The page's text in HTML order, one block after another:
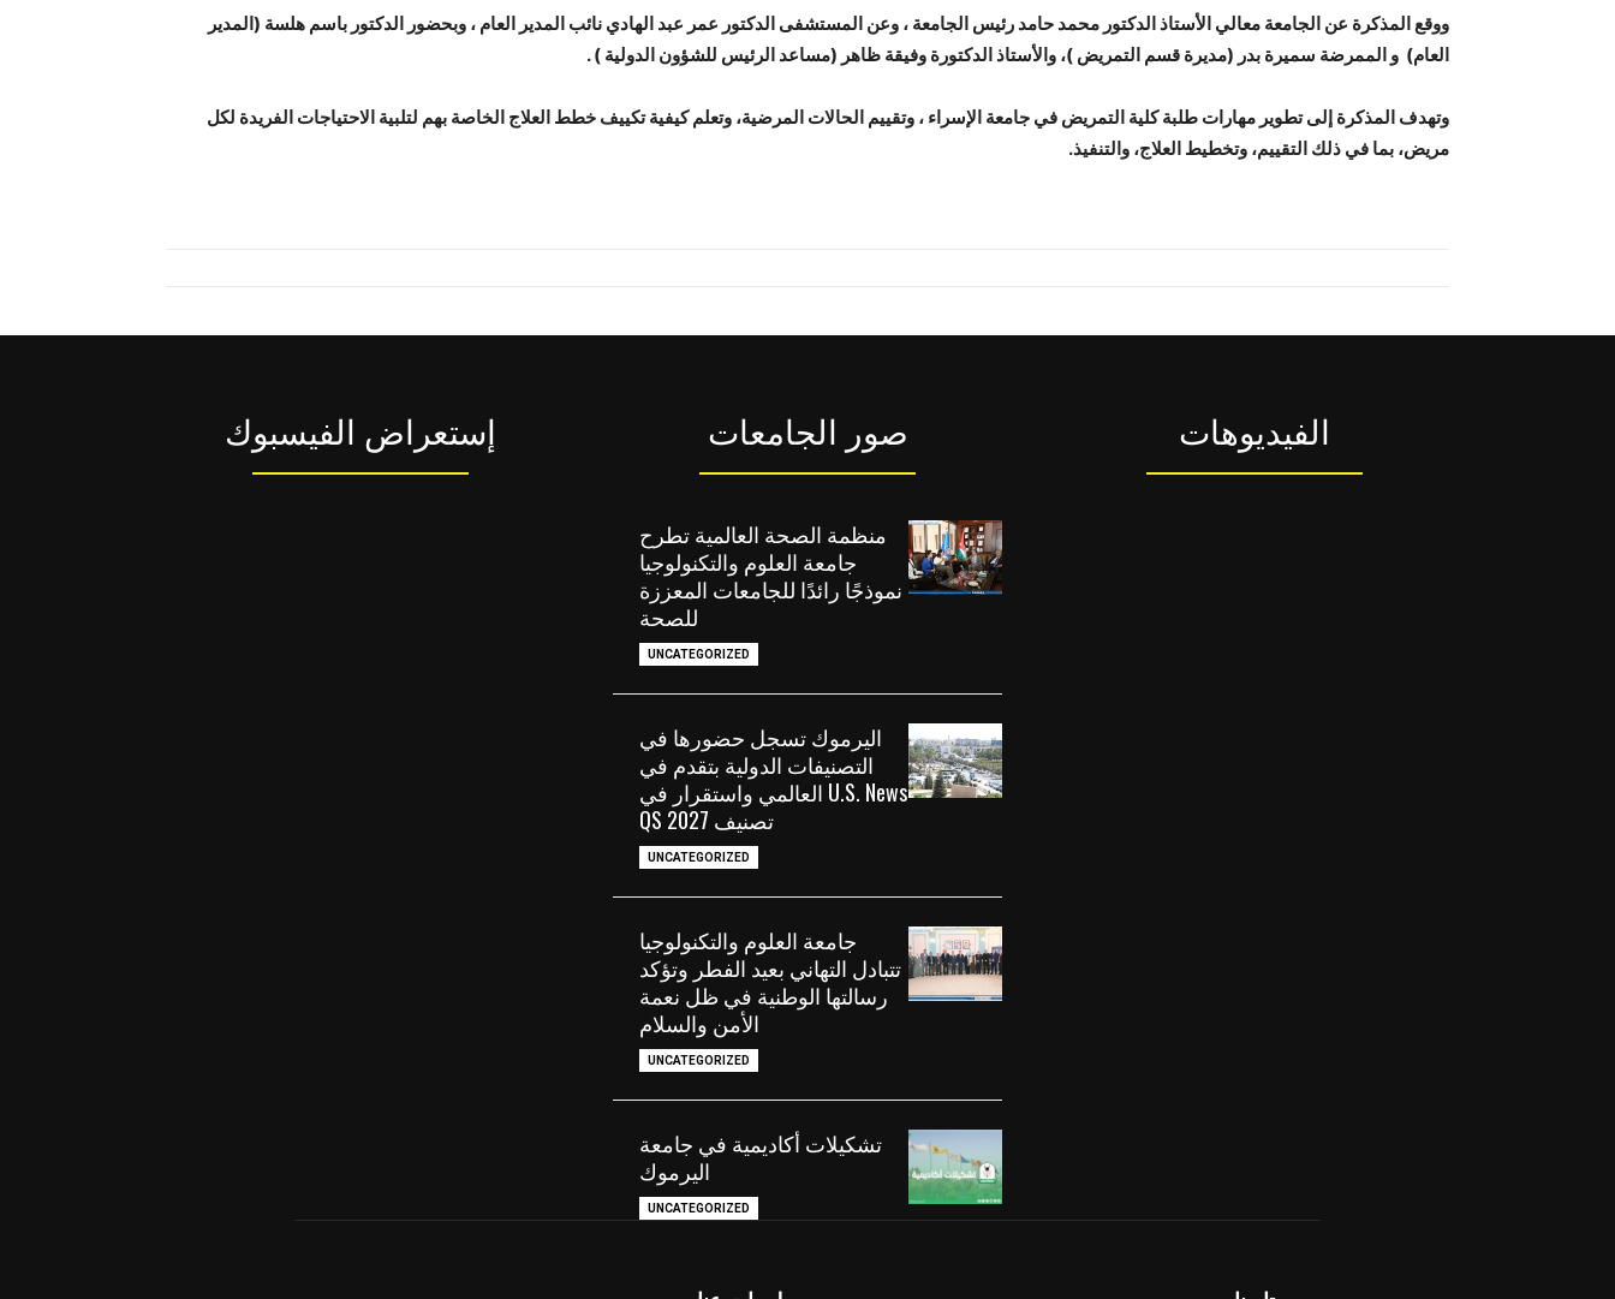
ووقع المذكرة عن الجامعة معالي الأستاذ الدكتور محمد حامد رئيس الجامعة ، وعن المستشفى الدكتور عمر عبد الهادي نائب المدير العام ، وبحضور الدكتور باسم هلسة (المدير
العام) و الممرضة سميرة بدر (مديرة قسم التمريض )، والأستاذ الدكتورة وفيقة ظاهر (مساعد الرئيس للشؤون الدولية ) .
وتهدف المذكرة إلى تطوير مهارات طلبة كلية التمريض في جامعة الإسراء ، وتقييم الحالات المرضية، وتعلم كيفية تكييف خطط العلاج الخاصة بهم لتلبية الاحتياجات الفريدة لكل
مريض، بما في ذلك التقييم، وتخطيط العلاج، والتنفيذ.
إستعراض الفيسبوك صور الجامعات
منظمة الصحة العالمية تطرح
جامعة العلوم والتكنولوجيا
نموذجًا رائدًا للجامعات المعززة
للصحة
UNCATEGORIZED
اليرموك تسجل حضورها في
التصنيفات الدولية بتقدم في
U.S. News العالمي واستقرار في
تصنيف QS 2027
UNCATEGORIZED
جامعة العلوم والتكنولوجيا
تتبادل التهاني بعيد الفطر وتؤكد
رسالتها الوطنية في ظل نعمة
الأمن والسلام
UNCATEGORIZED
تشكيلات أكاديمية في جامعة
اليرموك
UNCATEGORIZED
الفيديوهات